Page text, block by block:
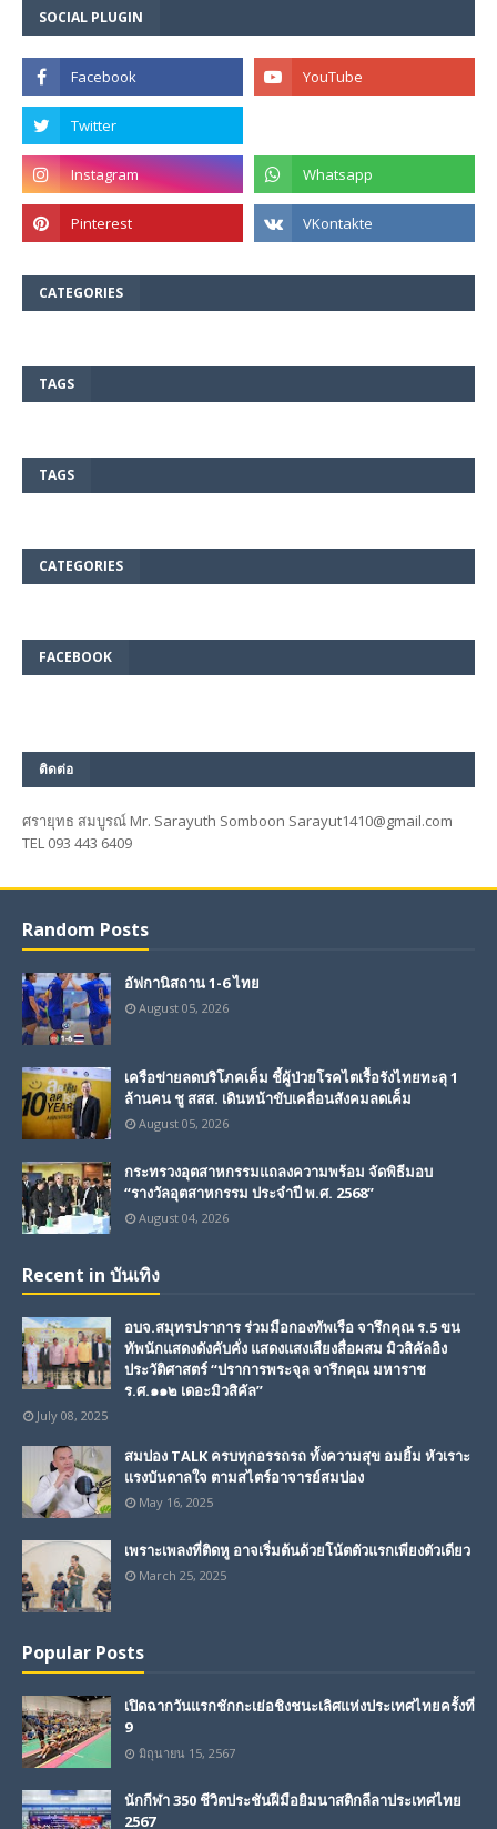
SOCIAL PLUGIN
CATEGORIES
TAGS
TAGS
CATEGORIES
FACEBOOK
ติดต่อ
ศรายุทธ สมบูรณ์ Mr. Sarayuth Somboon Sarayut1410@gmail.com
TEL 093 443 6409
Random Posts
อัฟกานิสถาน 1-6 ไทย
August 05, 2026
เครือข่ายลดบริโภคเค็ม ชี้ผู้ป่วยโรคไตเรื้อรังไทยทะลุ 1
ล้านคน ชู สสส. เดินหน้าขับเคลื่อนสังคมลดเค็ม
August 05, 2026
กระทรวงอุตสาหกรรมแถลงความพร้อม จัดพิธีมอบ
“รางวัลอุตสาหกรรม ประจำปี พ.ศ. 2568”
August 04, 2026
Recent in บันเทิง
อบจ.สมุทรปราการ ร่วมมือกองทัพเรือ จารึกคุณ ร.5 ขน
ทัพนักแสดงดังคับคั่ง แสดงแสงเสียงสื่อผสม มิวสิคัลอิง
ประวัติศาสตร์ “ปราการพระจุล จารึกคุณ มหาราช
ร.ศ.๑๑๒ เดอะมิวสิคัล”
July 08, 2025
สมปอง TALK ครบทุกอรรถรถ ทั้งความสุข อมยิ้ม หัวเราะ
แรงบันดาลใจ ตามสไตร์อาจารย์สมปอง
May 16, 2025
เพราะเพลงที่ติดหู อาจเริ่มต้นด้วยโน้ตตัวแรกเพียงตัวเดียว
March 25, 2025
Popular Posts
เปิดฉากวันแรกชักกะเย่อชิงชนะเลิศแห่งประเทศไทยครั้งที่
9
มิถุนายน 15, 2567
นักกีฬา 350 ชีวิตประชันฝีมือยิมนาสติกลีลาประเทศไทย
2567